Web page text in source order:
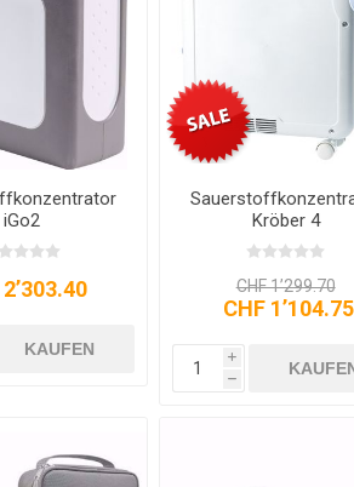
iGo2
KAUFEN
Kröber 4
CHF 1’299.70
CHF 1’104.75
i
h